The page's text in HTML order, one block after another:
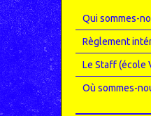
Qui sommes-
Règlement
Le Staff (école
Où sommes-